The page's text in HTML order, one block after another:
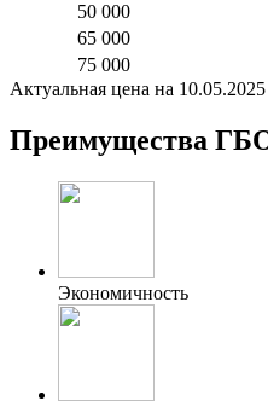
50 000
65 000
75 000
Актуальная цена на 10.05.2025
Преимущества
Экономичность